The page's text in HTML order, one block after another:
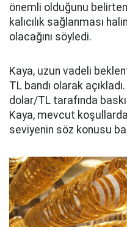
önemli olduğunu
kalıcılık sağlanması
olacağını söyledi.
Kaya, uzun vadeli
TL bandı olarak
dolar/TL tarafında
Kaya, mevcut
seviyenin söz konusu